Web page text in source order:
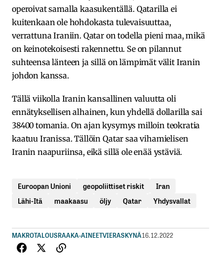
operoivat samalla kaasukentällä. Qatarilla ei
kuitenkaan ole hohdokasta tulevaisuuttaa,
verrattuna Iraniin. Qatar on todella pieni maa, mikä
on keinotekoisesti rakennettu. Se on pilannut
suhteensa länteen ja sillä on lämpimät välit Iranin
johdon kanssa.
Tällä viikolla Iranin kansallinen valuutta oli
ennätyksellisen alhainen, kun yhdellä dollarilla sai
38400 tomania. On ajan kysymys milloin teokratia
kaatuu Iranissa. Tällöin Qatar saa vihamielisen
Iranin naapuriinsa, eikä sillä ole enää ystäviä.
Euroopan Unioni geopoliittiset riskit
Iran
Lähi-Itä
maakaasu öljy Qatar Yhdysvallat
MAKROTALOUSRAAKA-AINEETVIERASKYNÄ16.12.2022